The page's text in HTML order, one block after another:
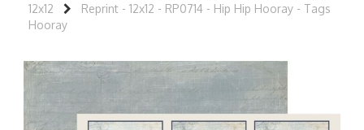
12x12
Reprint - 12x12 - RP0714 - Hip Hip Hooray - Tags
Hooray